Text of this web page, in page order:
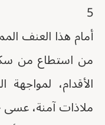
5
أمام هذا العنف
من استطاع من
الأقدام،
ملاذات آمنة، عسى